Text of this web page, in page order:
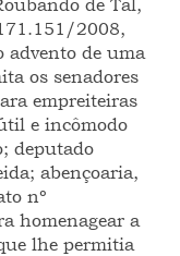
de Tal,
2008,
advento de uma
os senadores
empreiteiras
e incômodo
deputado
abençoaria,
nº
homenagear a
lhe permitia